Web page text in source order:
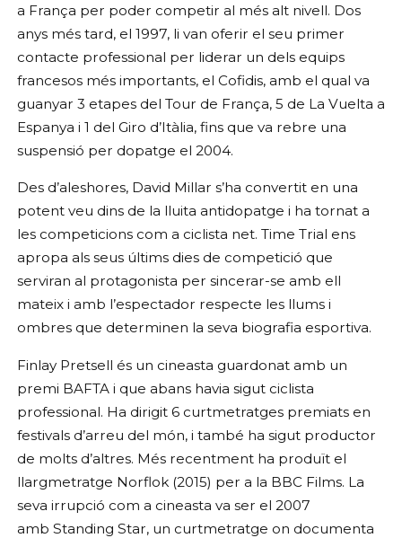
a França per poder competir al més alt nivell. Dos
anys més tard, el 1997, li van oferir el seu primer
contacte professional per liderar un dels equips
francesos més importants, el Cofidis, amb el qual va
guanyar 3 etapes del Tour de França, 5 de La Vuelta a
Espanya i 1 del Giro d’Itàlia, fins que va rebre una
suspensió per dopatge el 2004.
Des d’aleshores, David Millar s’ha convertit en una
potent veu dins de la lluita antidopatge i ha tornat a
les competicions com a ciclista net. Time Trial ens
apropa als seus últims dies de competició que
serviran al protagonista per sincerar-se amb ell
mateix i amb l’espectador respecte les llums i
ombres que determinen la seva biografia esportiva.
Finlay Pretsell és un cineasta guardonat amb un
premi BAFTA i que abans havia sigut ciclista
professional. Ha dirigit 6 curtmetratges premiats en
festivals d’arreu del món, i també ha sigut productor
de molts d’altres. Més recentment ha produït el
llargmetratge Norflok (2015) per a la BBC Films. La
seva irrupció com a cineasta va ser el 2007
amb Standing Star, un curtmetratge on documenta